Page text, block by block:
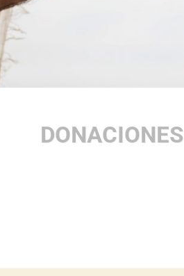
DONACIONES